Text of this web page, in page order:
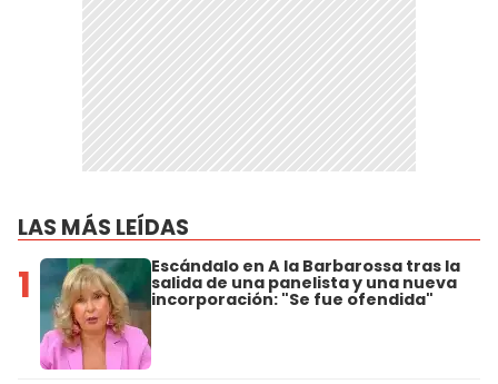
LAS MÁS LEÍDAS
1 Escándalo en A la Barbarossa tras la
salida de una panelista y una nueva
incorporación: "Se fue ofendida"